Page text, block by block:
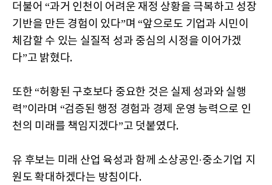
더불어 “과거 인천이 어려운 재정 상황을 극복하고 성장
기반을 만든 경험이 있다”며 “앞으로도 기업과 시민이
체감할 수 있는 실질적 성과 중심의 시정을 이어가겠
다”고 밝혔다.
또한 “허황된 구호보다 중요한 것은 실제 성과와 실행
력”이라며 “검증된 행정 경험과 경제 운영 능력으로 인
천의 미래를 책임지겠다”고 덧붙였다.
유 후보는 미래 산업 육성과 함께 소상공인·중소기업 지
원도 확대하겠다는 방침이다.